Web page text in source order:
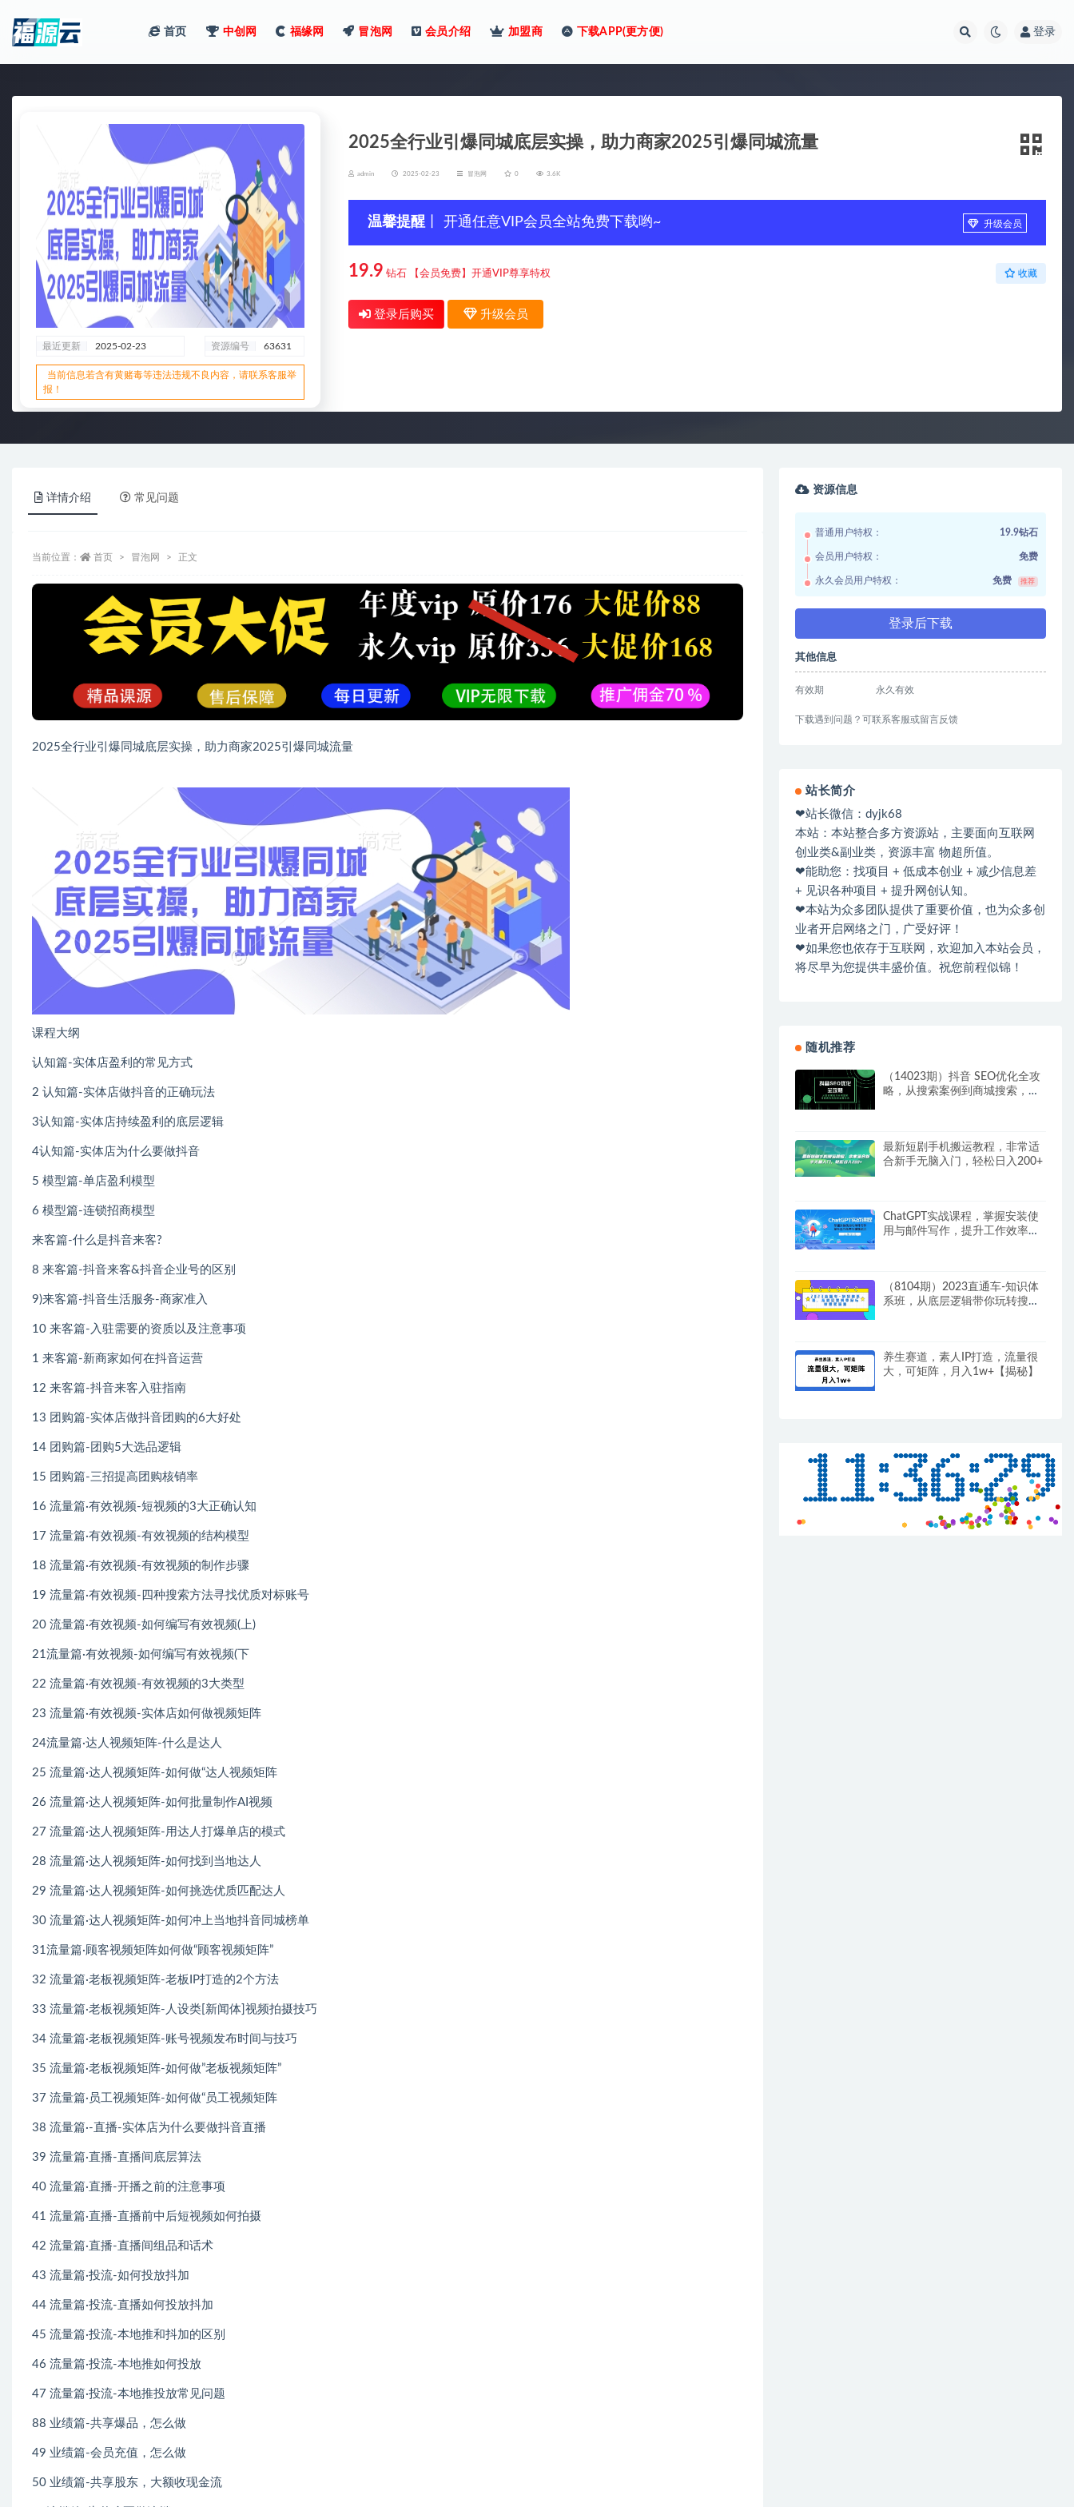
首页 中创网 福缘网 冒泡网 会员介绍 加盟商 下载APP(更方便) 登录
最近更新 2025-02-23 资源编号 63631
当前信息若含有黄赌毒等违法违规不良内容，请联系客服举
报！
2025全行业引爆同城底层实操，助力商家2025引爆同城流量
admin 2025-02-23 冒泡网 0 3.6K
温馨提醒 丨 开通任意VIP会员全站免费下载哟~ 升级会员
19.9 钻石 【会员免费】开通VIP尊享特权 收藏
登录后购买 升级会员
详情介绍 常见问题
当前位置： 首页 冒泡网 正文
2025全行业引爆同城底层实操，助力商家2025引爆同城流量
课程大纲
认知篇-实体店盈利的常见方式
2 认知篇-实体店做抖音的正确玩法
3认知篇-实体店持续盈利的底层逻辑
4认知篇-实体店为什么要做抖音
5 模型篇-单店盈利模型
6 模型篇-连锁招商模型
来客篇-什么是抖音来客?
8 来客篇-抖音来客&抖音企业号的区别
9)来客篇-抖音生活服务-商家准入
10 来客篇-入驻需要的资质以及注意事项
1 来客篇-新商家如何在抖音运营
12 来客篇-抖音来客入驻指南
13 团购篇-实体店做抖音团购的6大好处
14 团购篇-团购5大选品逻辑
15 团购篇-三招提高团购核销率
16 流量篇·有效视频-短视频的3大正确认知
17 流量篇·有效视频-有效视频的结构模型
18 流量篇·有效视频-有效视频的制作步骤
19 流量篇·有效视频-四种搜索方法寻找优质对标账号
20 流量篇·有效视频-如何编写有效视频(上)
21流量篇·有效视频-如何编写有效视频(下
22 流量篇·有效视频-有效视频的3大类型
23 流量篇·有效视频-实体店如何做视频矩阵
24流量篇·达人视频矩阵-什么是达人
25 流量篇·达人视频矩阵-如何做“达人视频矩阵
26 流量篇·达人视频矩阵-如何批量制作AI视频
27 流量篇·达人视频矩阵-用达人打爆单店的模式
28 流量篇·达人视频矩阵-如何找到当地达人
29 流量篇·达人视频矩阵-如何挑选优质匹配达人
30 流量篇·达人视频矩阵-如何冲上当地抖音同城榜单
31流量篇·顾客视频矩阵如何做“顾客视频矩阵”
32 流量篇·老板视频矩阵-老板IP打造的2个方法
33 流量篇·老板视频矩阵-人设类[新闻体]视频拍摄技巧
34 流量篇·老板视频矩阵-账号视频发布时间与技巧
35 流量篇·老板视频矩阵-如何做”老板视频矩阵”
37 流量篇·员工视频矩阵-如何做“员工视频矩阵
38 流量篇·-直播-实体店为什么要做抖音直播
39 流量篇·直播-直播间底层算法
40 流量篇·直播-开播之前的注意事项
41 流量篇·直播-直播前中后短视频如何拍摄
42 流量篇·直播-直播间组品和话术
43 流量篇·投流-如何投放抖加
44 流量篇·投流-直播如何投放抖加
45 流量篇·投流-本地推和抖加的区别
46 流量篇·投流-本地推如何投放
47 流量篇·投流-本地推投放常见问题
88 业绩篇-共享爆品，怎么做
49 业绩篇-会员充值，怎么做
50 业绩篇-共享股东，大额收现金流
资源信息
普通用户特权： 19.9钻石
会员用户特权： 免费
永久会员用户特权： 免费 推荐
登录后下载
其他信息
有效期 永久有效
下载遇到问题？可联系客服或留言反馈
站长简介
❤站长微信：dyjk68
本站：本站整合多方资源站，主要面向互联网
创业类&副业类，资源丰富 物超所值。
❤能助您：找项目 + 低成本创业 + 减少信息差
+ 见识各种项目 + 提升网创认知。
❤本站为众多团队提供了重要价值，也为众多创
业者开启网络之门，广受好评！
❤如果您也依存于互联网，欢迎加入本站会员，
将尽早为您提供丰盛价值。祝您前程似锦！
随机推荐
（14023期）抖音 SEO优化全攻
略，从搜索案例到商城搜索，打
最新短剧手机搬运教程，非常适
合新手无脑入门，轻松日入200+
ChatGPT实战课程，掌握安装使
用与邮件写作，提升工作效率与
（8104期）2023直通车-知识体
系班，从底层逻辑带你玩转搜索
养生赛道，素人IP打造，流量很
大，可矩阵，月入1w+【揭秘】